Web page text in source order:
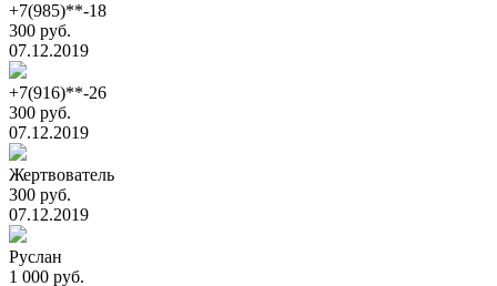
+7(985)**-18
300 руб.
07.12.2019
+7(916)**-26
300 руб.
07.12.2019
Жертвователь
300 руб.
07.12.2019
Руслан
1 000 руб.